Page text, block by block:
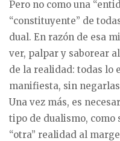
Pero no como una
“constituyente” de
dual. En razón de esa
ver, palpar y saborear
de la realidad: todas lo
manifiesta, sin
Una vez más, es
tipo de dualismo, como
“otra” realidad al